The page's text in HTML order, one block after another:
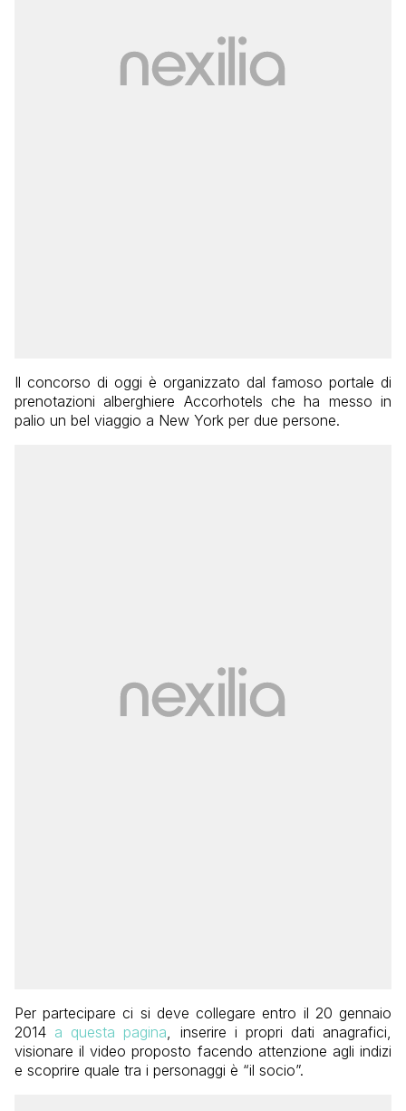
Il concorso di oggi è organizzato dal famoso portale di
prenotazioni alberghiere Accorhotels che ha messo in
palio un bel viaggio a New York per due persone.
Per partecipare ci si deve collegare entro il 20 gennaio
2014 a questa pagina, inserire i propri dati anagrafici,
visionare il video proposto facendo attenzione agli indizi
e scoprire quale tra i personaggi è “il socio”.